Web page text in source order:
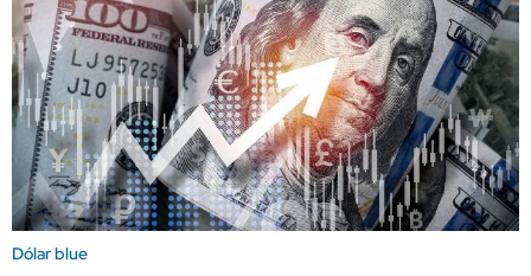
Dólar blue